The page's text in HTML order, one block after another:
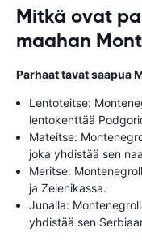
Mitkä ovat
maahan
Parhaat tavat saapua
Lentoteitse:
lentokenttää
Mateitse:
joka yhdistää sen
Meritse:
ja Zelenikassa.
Junalla:
yhdistää sen